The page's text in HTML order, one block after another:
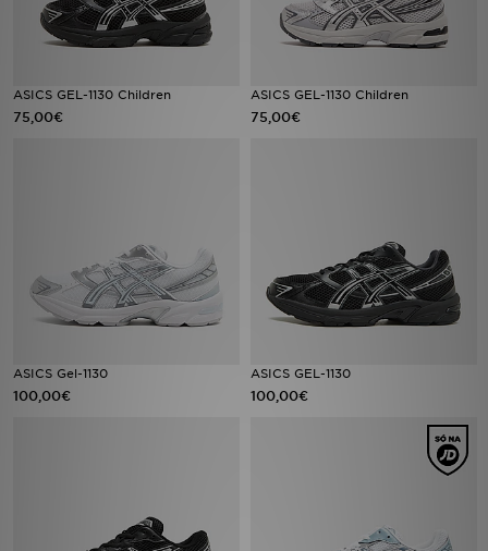
ASICS GEL-1130 Children
75,00€
ASICS GEL-1130 Children
75,00€
ASICS Gel-1130
100,00€
ASICS GEL-1130
100,00€
FAZ DOWNLOAD DA APP
FAQs